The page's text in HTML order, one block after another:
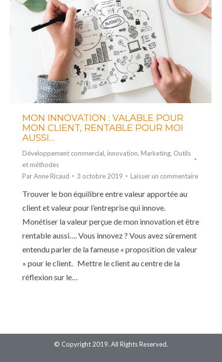
MON INNOVATION : VALABLE POUR
MON CLIENT, RENTABLE POUR MOI
AUSSI…
Développement commercial, innovation, Marketing, Outils
et méthodes
ParAnne Ricaud 3 octobre 2019 Laisser un commentaire
Trouver le bon équilibre entre valeur apportée au
client et valeur pour l’entreprise qui innove.
Monétiser la valeur perçue de mon innovation et être
rentable aussi…. Vous innovez ? Vous avez sûrement
entendu parler de la fameuse « proposition de valeur
» pour le client. Mettre le client au centre de la
réflexion sur le…
© Copyright 2019. All Rights Reserved.